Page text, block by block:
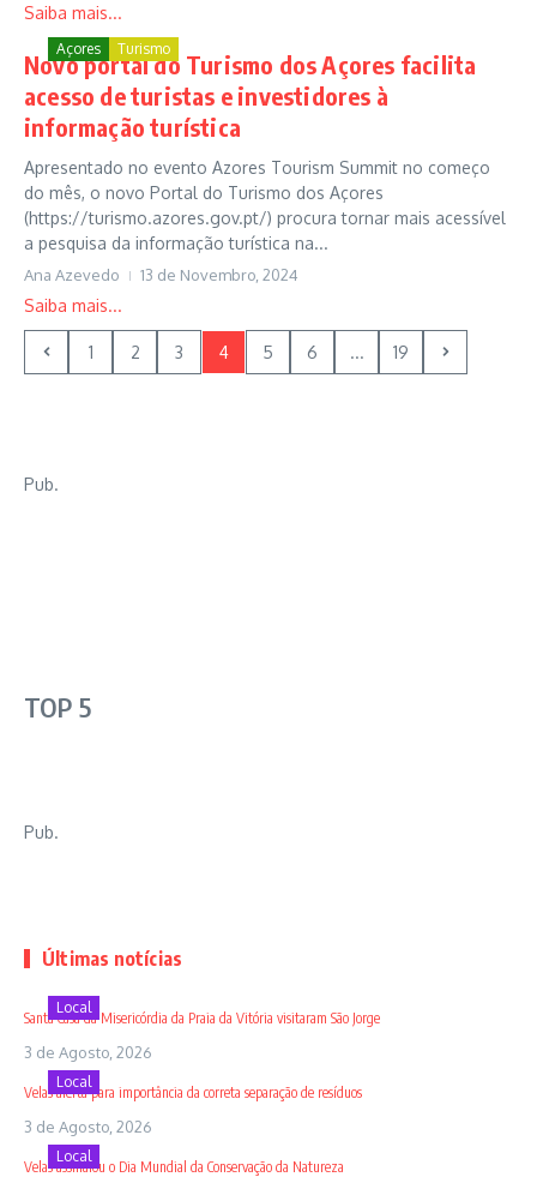
Saiba mais...
Açores Turismo
Novo portal do Turismo dos Açores facilita
acesso de turistas e investidores à
informação turística
Apresentado no evento Azores Tourism Summit no começo
do mês, o novo Portal do Turismo dos Açores
(https://turismo.azores.gov.pt/) procura tornar mais acessível
a pesquisa da informação turística na...
Ana Azevedo 13 de Novembro, 2024
Saiba mais...
1 2 3 4 5 6 ... 19
Pub.
TOP 5
Pub.
Últimas notícias
Local
Santa Casa da Misericórdia da Praia da Vitória visitaram São Jorge
3 de Agosto, 2026
Local
Velas alerta para importância da correta separação de resíduos
3 de Agosto, 2026
Local
Velas assinalou o Dia Mundial da Conservação da Natureza